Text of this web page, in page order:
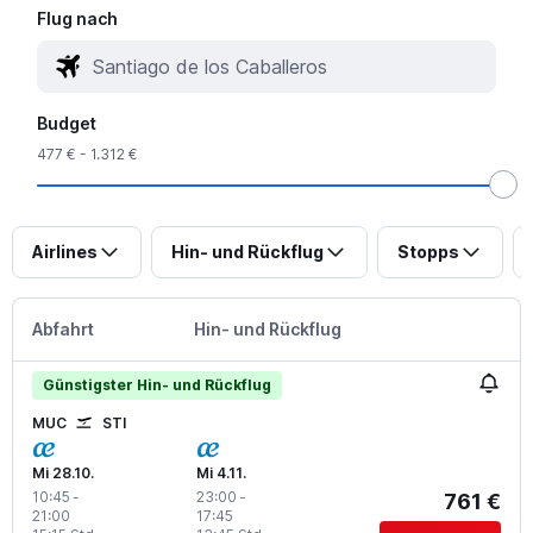
Flug nach
Budget
477 € - 1.312 €
Airlines Hin- und Rückflug Stopps
Abfahrt Hin- und Rückflug
Günstigster Hin- und Rückflug
MUC STI
Mi 28.10.
10:45 -
21:00
Mi 4.11.
23:00 -
17:45
761 €